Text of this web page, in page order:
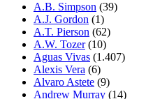
A.B. Simpson (39)
A.J. Gordon (1)
A.T. Pierson (62)
A.W. Tozer(10)
Aguas Vivas (1.407)
Alexis Vera (6)
Alvaro Astete (9)
Andrew Murray (14)